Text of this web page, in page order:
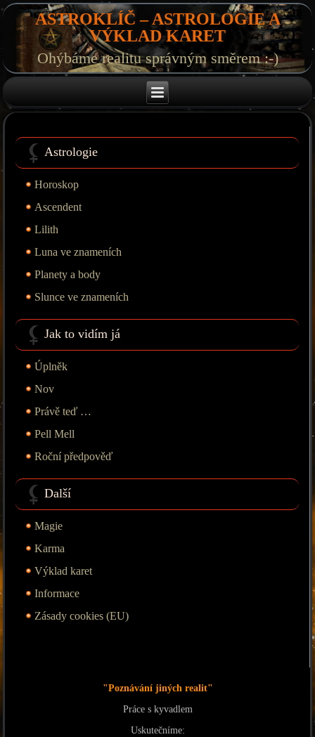
ASTROKLÍČ – ASTROLOGIE A
VÝKLAD KARET
Ohýbáme realitu správným směrem :-)
Astrologie
Horoskop
Ascendent
Lilith
Luna ve znameních
Planety a body
Slunce ve znameních
Jak to vidím já
Úplněk
Nov
Právě teď …
Pell Mell
Roční předpověď
Další
Magie
Karma
Výklad karet
Informace
Zásady cookies (EU)
"Poznávání jiných realit"
Práce s kyvadlem
Uskutečníme: